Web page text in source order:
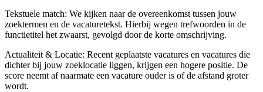
Tekstuele match: We kijken naar de overeenkomst tussen jouw
zoektermen en de vacaturetekst. Hierbij wegen trefwoorden in de
functietitel het zwaarst, gevolgd door de korte omschrijving.
Actualiteit & Locatie: Recent geplaatste vacatures en vacatures die
dichter bij jouw zoeklocatie liggen, krijgen een hogere positie. De
score neemt af naarmate een vacature ouder is of de afstand groter
wordt.